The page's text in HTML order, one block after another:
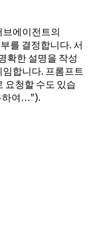
에이전트의
를 결정합니다. 서
확한 설명을 작성
합니다. 프롬프트
요청할 수도 있습
하여…”).